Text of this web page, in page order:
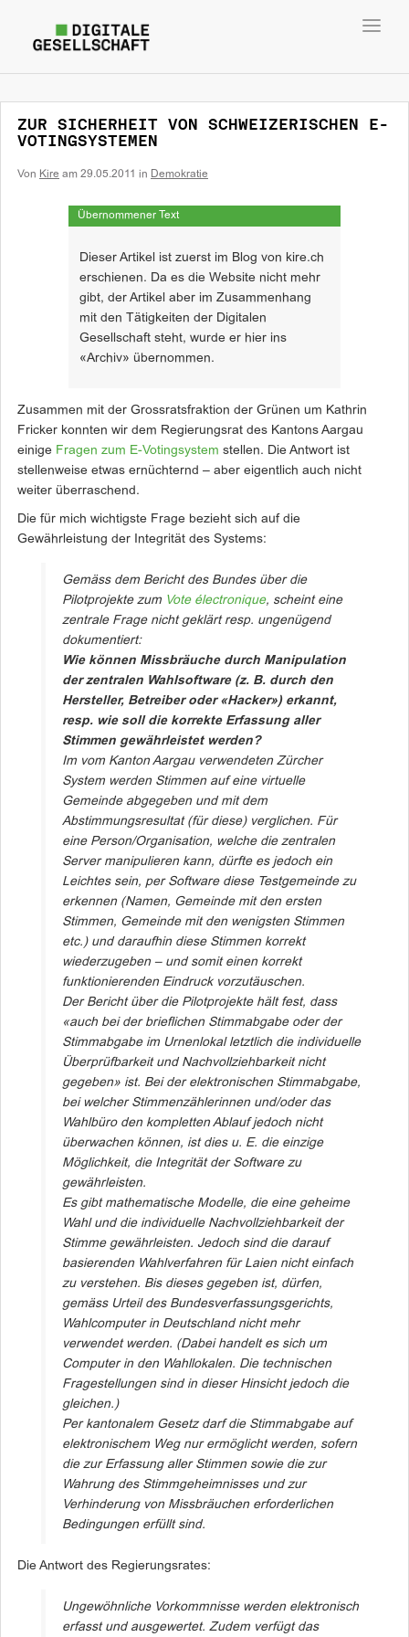
ZUR SICHERHEIT VON SCHWEIZERISCHEN E-
VOTINGSYSTEMEN
Von Kire am 29.05.2011 in Demokratie
Übernommener Text
Dieser Artikel ist zuerst im Blog von kire.ch
erschienen. Da es die Website nicht mehr
gibt, der Artikel aber im Zusammenhang
mit den Tätigkeiten der Digitalen
Gesellschaft steht, wurde er hier ins
«Archiv» übernommen.
Zusammen mit der Grossratsfraktion der Grünen um Kathrin
Fricker konnten wir dem Regierungsrat des Kantons Aargau
einige Fragen zum E-Votingsystem stellen. Die Antwort ist
stellenweise etwas ernüchternd – aber eigentlich auch nicht
weiter überraschend.
Die für mich wichtigste Frage bezieht sich auf die
Gewährleistung der Integrität des Systems:
Gemäss dem Bericht des Bundes über die
Pilotprojekte zum Vote électronique, scheint eine
zentrale Frage nicht geklärt resp. ungenügend
dokumentiert:
Wie können Missbräuche durch Manipulation
der zentralen Wahlsoftware (z. B. durch den
Hersteller, Betreiber oder «Hacker») erkannt,
resp. wie soll die korrekte Erfassung aller
Stimmen gewährleistet werden?
Im vom Kanton Aargau verwendeten Zürcher
System werden Stimmen auf eine virtuelle
Gemeinde abgegeben und mit dem
Abstimmungsresultat (für diese) verglichen. Für
eine Person/Organisation, welche die zentralen
Server manipulieren kann, dürfte es jedoch ein
Leichtes sein, per Software diese Testgemeinde zu
erkennen (Namen, Gemeinde mit den ersten
Stimmen, Gemeinde mit den wenigsten Stimmen
etc.) und daraufhin diese Stimmen korrekt
wiederzugeben – und somit einen korrekt
funktionierenden Eindruck vorzutäuschen.
Der Bericht über die Pilotprojekte hält fest, dass
«auch bei der brieflichen Stimmabgabe oder der
Stimmabgabe im Urnenlokal letztlich die individuelle
Überprüfbarkeit und Nachvollziehbarkeit nicht
gegeben» ist. Bei der elektronischen Stimmabgabe,
bei welcher Stimmenzählerinnen und/oder das
Wahlbüro den kompletten Ablauf jedoch nicht
überwachen können, ist dies u. E. die einzige
Möglichkeit, die Integrität der Software zu
gewährleisten.
Es gibt mathematische Modelle, die eine geheime
Wahl und die individuelle Nachvollziehbarkeit der
Stimme gewährleisten. Jedoch sind die darauf
basierenden Wahlverfahren für Laien nicht einfach
zu verstehen. Bis dieses gegeben ist, dürfen,
gemäss Urteil des Bundesverfassungsgerichts,
Wahlcomputer in Deutschland nicht mehr
verwendet werden. (Dabei handelt es sich um
Computer in den Wahllokalen. Die technischen
Fragestellungen sind in dieser Hinsicht jedoch die
gleichen.)
Per kantonalem Gesetz darf die Stimmabgabe auf
elektronischem Weg nur ermöglicht werden, sofern
die zur Erfassung aller Stimmen sowie die zur
Wahrung des Stimmgeheimnisses und zur
Verhinderung von Missbräuchen erforderlichen
Bedingungen erfüllt sind.
Die Antwort des Regierungsrates:
Ungewöhnliche Vorkommnisse werden elektronisch
erfasst und ausgewertet. Zudem verfügt das